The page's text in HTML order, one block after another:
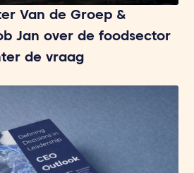
Van de Groep &
Jan over de foodsector
de vraag